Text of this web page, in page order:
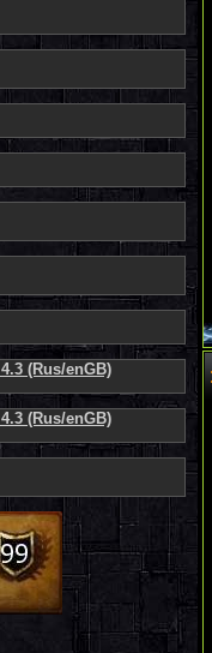
(Rus/enGB)
(Rus/enGB)